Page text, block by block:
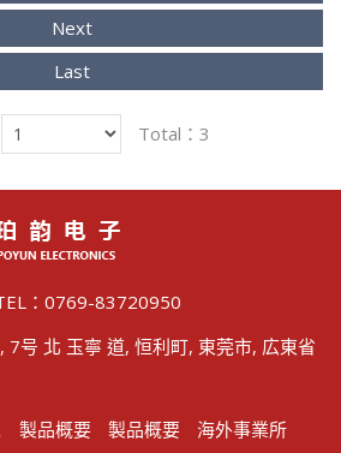
Next
Last
Total：3
：0769-83720950
7号 北 玉寧 道, 恒利町, 東莞市, 広東省
製品概要 製品概要
海外事業所